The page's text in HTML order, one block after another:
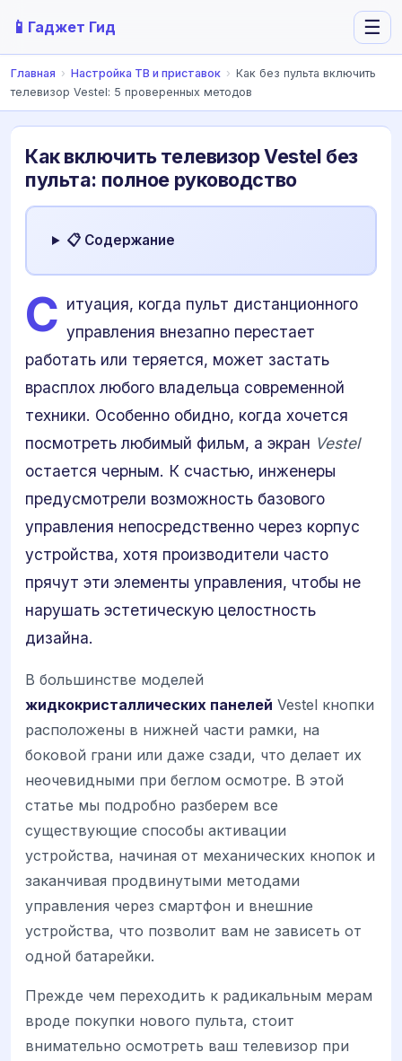
📱 Гаджет Гид ☰
Главная › Настройка ТВ и приставок › Как без пульта включить
телевизор Vestel: 5 проверенных методов
Как включить телевизор Vestel без
пульта: полное руководство
📋 Содержание
С итуация, когда пульт дистанционного
управления внезапно перестает
работать или теряется, может застать
врасплох любого владельца современной
техники. Особенно обидно, когда хочется
посмотреть любимый фильм, а экран Vestel
остается черным. К счастью, инженеры
предусмотрели возможность базового
управления непосредственно через корпус
устройства, хотя производители часто
прячут эти элементы управления, чтобы не
нарушать эстетическую целостность
дизайна.
В большинстве моделей
жидкокристаллических панелей Vestel кнопки
расположены в нижней части рамки, на
боковой грани или даже сзади, что делает их
неочевидными при беглом осмотре. В этой
статье мы подробно разберем все
существующие способы активации
устройства, начиная от механических кнопок и
заканчивая продвинутыми методами
управления через смартфон и внешние
устройства, что позволит вам не зависеть от
одной батарейки.
Прежде чем переходить к радикальным мерам
вроде покупки нового пульта, стоит
внимательно осмотреть ваш телевизор при